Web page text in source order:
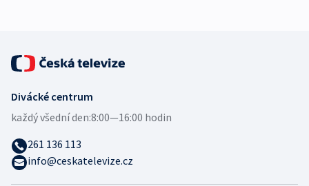
Divácké centrum
každý všední den:8:00—16:00 hodin
261 136 113
info@ceskatelevize.cz